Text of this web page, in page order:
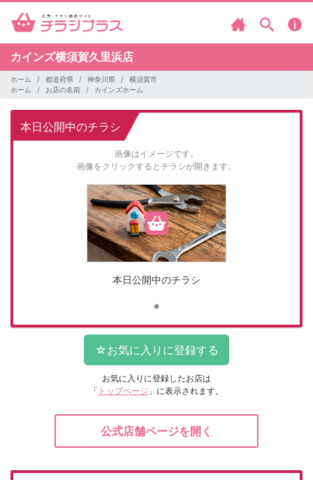
カインズ横須賀久里浜店
ホーム 都道府県 神奈川県
横須賀市
ホーム
お店の名前 カインズホーム
本日公開中のチラシ
画像はイメージです。
画像をクリックするとチラシが開きます。
本日公開中のチラシ
お気に入りに登録したお店は
「 トップページ 」に表示されます。
公式店舗ページを開く